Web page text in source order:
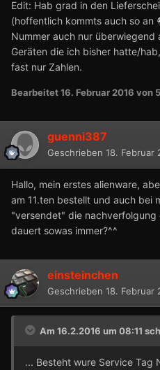
Edit: Hab grad in den
(hoffentlich kommts auch so an
Nummer auch nur überwiegend
Geräten die ich bisher hatte/
fast nur Zahlen.
Bearbeitet16. Februar 2016 von
guenni387
Geschrieben 18. Februar
Hallo, mein erstes alienware,
am 11.ten bestellt und auch bei
"versendet" die
dauert sowas immer?^^
einsteinchen
Geschrieben 18. Februar
Am 16.2.2016 um 08:11
... Besteht wure Service Tag